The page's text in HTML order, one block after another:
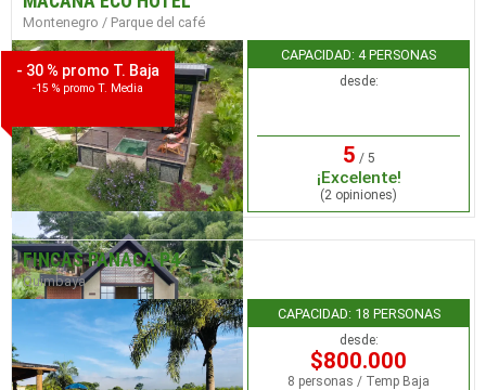
- 30 % promo T. Baja
-15 % promo T. Media
Montenegro / Parque del café
CAPACIDAD: 4 PERSONAS
desde:
5 / 5
¡Excelente!
(2 opiniones)
FINCAS PANACA P4
Quimbaya
CAPACIDAD: 18 PERSONAS
desde:
$800.000
8 personas / Temp Baja